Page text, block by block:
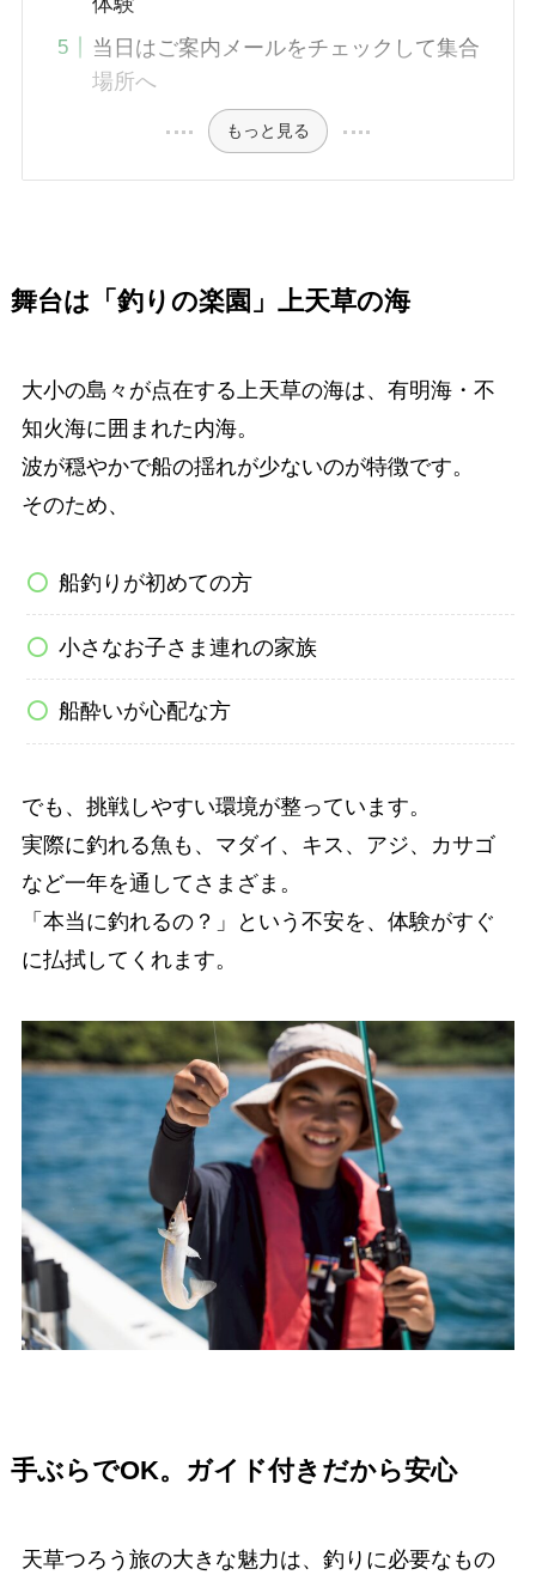
当日はご案内メールをチェックして集合
場所へ
もっと見る
舞台は「釣りの楽園」上天草の海
大小の島々が点在する上天草の海は、有明海・不
知火海に囲まれた内海。
波が穏やかで船の揺れが少ないのが特徴です。
そのため、
船釣りが初めての方
小さなお子さま連れの家族
船酔いが心配な方
でも、挑戦しやすい環境が整っています。
実際に釣れる魚も、マダイ、キス、アジ、カサゴ
など一年を通してさまざま。
「本当に釣れるの？」という不安を、体験がすぐ
に払拭してくれます。
手ぶらでOK。ガイド付きだから安心
天草つろう旅の大きな魅力は、釣りに必要なもの